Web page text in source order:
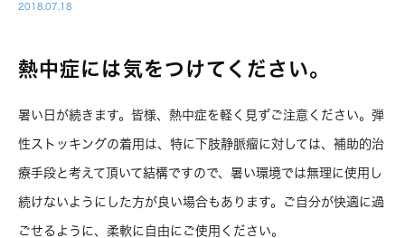
2018.07.18
熱中症には気をつけてください。
暑い日が続きます。皆様、熱中症を軽く見ずご注意ください。弾
性ストッキングの着用は、特に下肢静脈瘤に対しては、補助的治
療手段と考えて頂いて結構ですので、暑い環境では無理に使用し
続けないようにした方が良い場合もあります。ご自分が快適に過
ごせるように、柔軟に自由にご使用ください。